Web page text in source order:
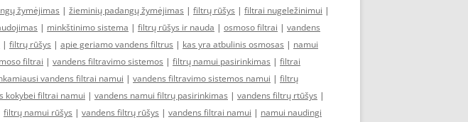
žymėjimas | žieminių padangų žymėjimas | filtrų rūšys | filtrai nugeležinimui |
| minkštinimo sistema | filtrų rūšys ir nauda | osmoso filtrai | vandens
| filtrų rūšys | apie geriamo vandens filtrus | kas yra atbulinis osmosas | namui
filtrai | vandens filtravimo sistemos | filtrų namui pasirinkimas | filtrai
vandens filtrai namui | vandens filtravimo sistemos namui | filtrų
kokybei filtrai namui | vandens namui filtrų pasirinkimas | vandens filtrų rtūšys |
filtrų namui rūšys | vandens filtrų rūšys | vandens filtrai namui | namui naudingi